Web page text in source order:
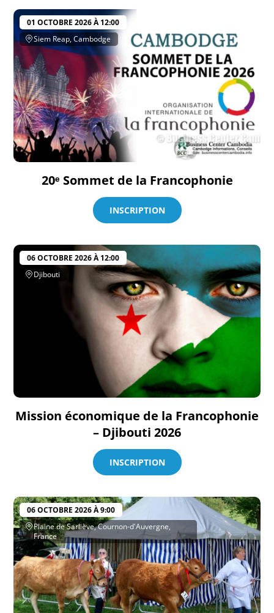
01 OCTOBRE 2026 À 12:00
Siem Reap, Cambodge
20ᵉ Sommet de la Francophonie
INSCRIPTION
06 OCTOBRE 2026 À 12:00
Djibouti
Mission économique de la Francophonie
– Djibouti 2026
INSCRIPTION
06 OCTOBRE 2026 À 9:00
Plaine de Sarliève, Cournon-d'Auvergne,
France